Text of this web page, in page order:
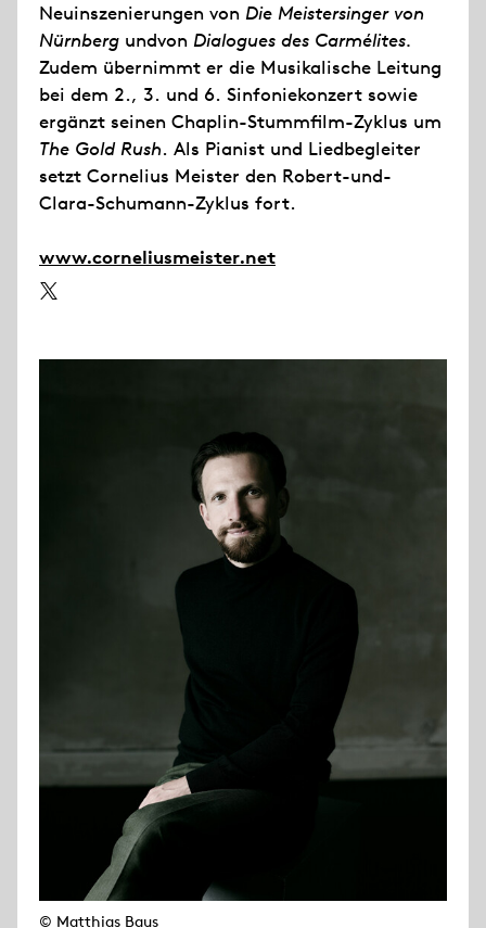
Neuinszenierungen von Die Meistersinger von
Nürnberg undvon Dialogues des Carmélites.
Zudem übernimmt er die Musikalische Leitung
bei dem 2., 3. und 6. Sinfoniekonzert sowie
ergänzt seinen Chaplin-Stummfilm-Zyklus um
The Gold Rush. Als Pianist und Liedbegleiter
setzt Cornelius Meister den Robert-und-
Clara-Schumann-Zyklus fort.
www.corneliusmeister.net
© Matthias Baus